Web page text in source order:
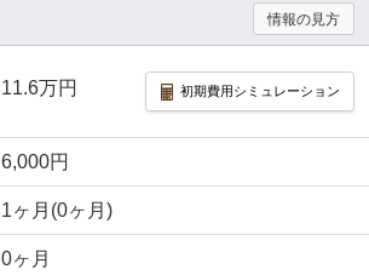
情報の見方
11.6万円 初期費用シミュレーション
6,000円
1ヶ月(0ヶ月)
0ヶ月